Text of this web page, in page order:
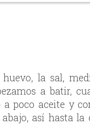
la sal,
a batir,
a poco aceite y
así hasta